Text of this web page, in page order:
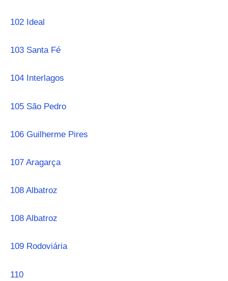
102 Ideal
103 Santa Fé
104 Interlagos
105 São Pedro
106 Guilherme Pires
107 Aragarça
108 Albatroz
108 Albatroz
109 Rodoviária
110